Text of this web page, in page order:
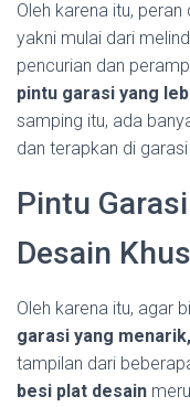
Oleh karena itu, peran
yakni mulai dari
pencurian dan
pintu garasi yang
samping itu, ada
dan terapkan di
Pintu
Desain
Oleh karena itu, agar
garasi yang menarik,
tampilan dari
besi plat desain